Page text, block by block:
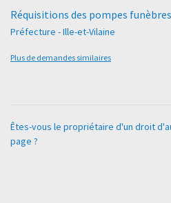
Réquisitions des pompes funèbres
Préfecture - Ille-et-Vilaine
Plus de demandes similaires
Êtes-vous le propriétaire d'un droit
page ?